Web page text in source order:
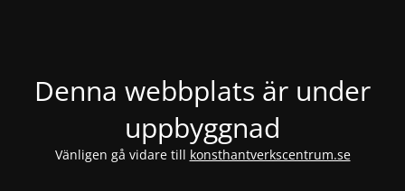
Denna webbplats är under
uppbyggnad
Vänligen gå vidare till konsthantverkscentrum.se